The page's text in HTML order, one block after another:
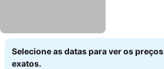
Selecione as datas para ver os preços
exatos.